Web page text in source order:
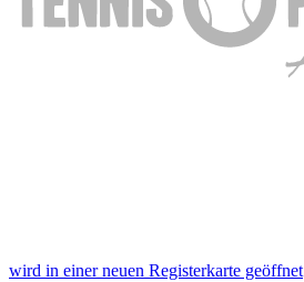
wird in einer neuen Registerkarte geöffnet